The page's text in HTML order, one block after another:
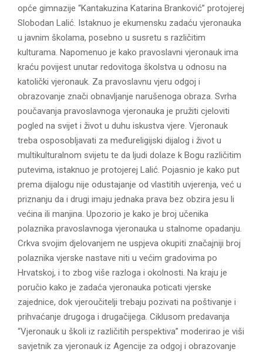
opće gimnazije “Kantakuzina Katarina Branković” protojerej
Slobodan Lalić. Istaknuo je ekumensku zadaću vjeronauka
u javnim školama, posebno u susretu s različitim
kulturama. Napomenuo je kako pravoslavni vjeronauk ima
kraću povijest unutar redovitoga školstva u odnosu na
katolički vjeronauk. Za pravoslavnu vjeru odgoj i
obrazovanje znači obnavljanje narušenoga obraza. Svrha
poučavanja pravoslavnoga vjeronauka je pružiti cjeloviti
pogled na svijet i život u duhu iskustva vjere. Vjeronauk
treba osposobljavati za međureligijski dijalog i život u
multikulturalnom svijetu te da ljudi dolaze k Bogu različitim
putevima, istaknuo je protojerej Lalić. Pojasnio je kako put
prema dijalogu nije odustajanje od vlastitih uvjerenja, već u
priznanju da i drugi imaju jednaka prava bez obzira jesu li
većina ili manjina. Upozorio je kako je broj učenika
polaznika pravoslavnoga vjeronauka u stalnome opadanju.
Crkva svojim djelovanjem ne uspjeva okupiti značajniji broj
polaznika vjerske nastave niti u većim gradovima po
Hrvatskoj, i to zbog više razloga i okolnosti. Na kraju je
poručio kako je zadaća vjeronauka poticati vjerske
zajednice, dok vjeroučitelji trebaju pozivati na poštivanje i
prihvaćanje drugoga i drugačijega. Ciklusom predavanja
“Vjeronauk u školi iz različitih perspektiva” moderirao je viši
savjetnik za vjeronauk iz Agencije za odgoj i obrazovanje